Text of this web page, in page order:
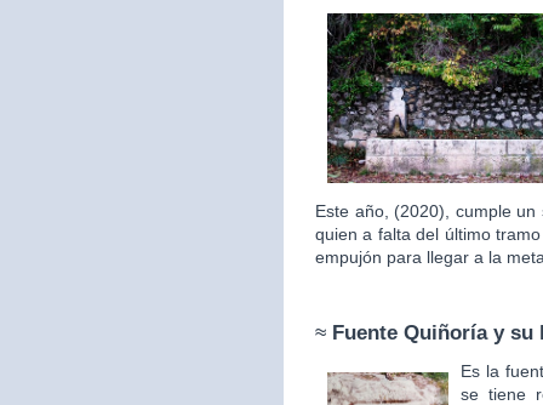
Este año, (2020), cumple
quien a falta del último
empujón para llegar a la
≈ Fuente Quiñoría y su
Es la
se tiene